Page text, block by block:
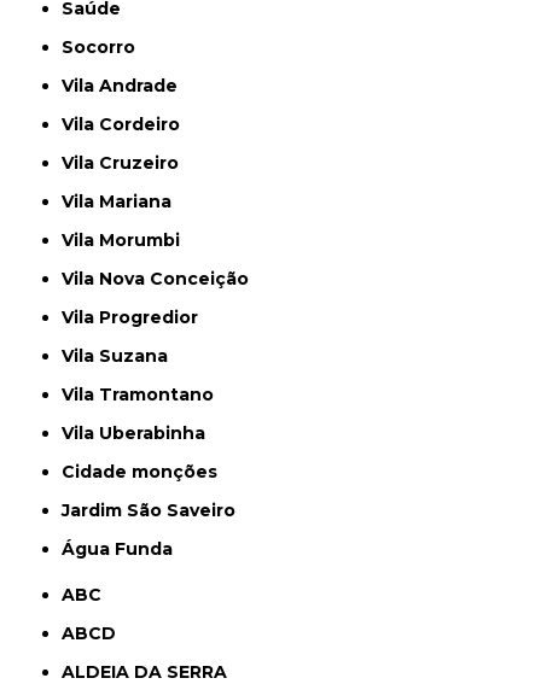
Saúde
Socorro
Vila Andrade
Vila Cordeiro
Vila Cruzeiro
Vila Mariana
Vila Morumbi
Vila Nova Conceição
Vila Progredior
Vila Suzana
Vila Tramontano
Vila Uberabinha
cidade monções
jardim São Saveiro
Água Funda
ABC
ABCD
ALDEIA DA SERRA